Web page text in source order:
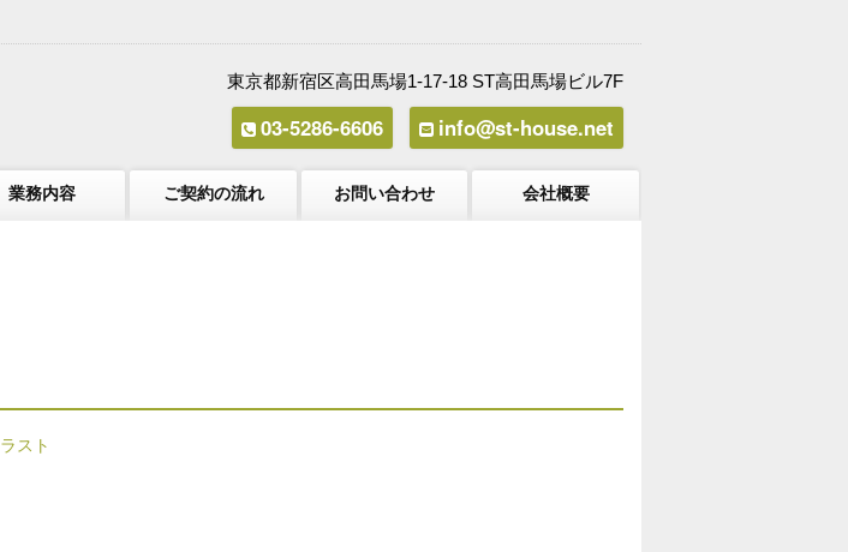
東京都新宿区高田馬場1-17-18 ST高田馬場ビル7F
03-5286-6606 info@st-house.net
業務内容 ご契約の流れ お問い合わせ 会社概要
ラスト